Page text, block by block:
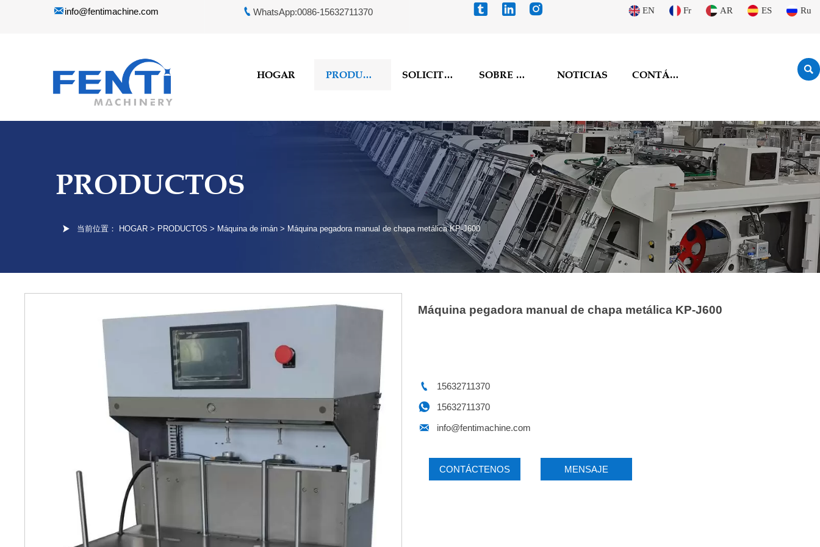
info@fentimachine.com WhatsApp:0086-15632711370    EN Fr AR ES Ru
HOGAR PRODUCTOS SOLICITUD SOBRE NOSOTROS NOTICIAS CONTÁCTENOS 
PRODUCTOS
 当前位置： HOGAR > PRODUCTOS > Máquina de imán > Máquina pegadora manual de chapa metálica KP-J600
Máquina pegadora manual de chapa metálica KP-J600
 15632711370
 15632711370
 info@fentimachine.com
CONTÁCTENOS MENSAJE